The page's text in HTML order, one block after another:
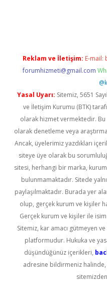
Reklam ve İletişim: E-mail:
forumhizmeti@gmail.com
Yasal Uyarı: Sitemiz, 5651
ve İletişim Kurumu (BTK)
olarak hizmet vermektedir.
olarak denetleme veya
Ancak, üyelerimiz yazdıkları
siteye üye olarak bu
sitesi, herhangi bir marka,
bulunmamaktadır. Sitede
paylaşılmaktadır. Burada yer
olup, gerçek kurum ve kişiler
Gerçek kurum ve kişiler ile
Sitemiz, kar amacı gütmeyen
platformudur. Hukuka ve
düşündüğünüz içerikleri,
adresine bildirmeniz
sitemizden